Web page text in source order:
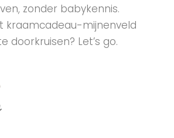
zonder babykennis.
kraamcadeau-mijnenveld
doorkruisen? Let’s go.